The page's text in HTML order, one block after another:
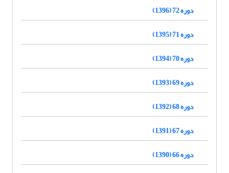
دوره 72 (1396)
دوره 71 (1395)
دوره 70 (1394)
دوره 69 (1393)
دوره 68 (1392)
دوره 67 (1391)
دوره 66 (1390)